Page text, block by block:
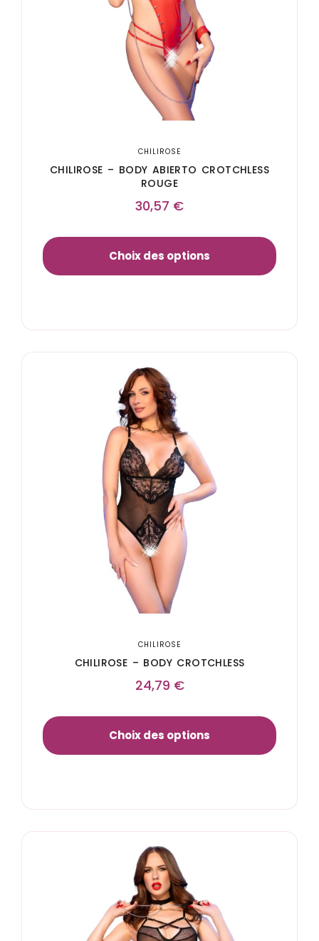
CHILIROSE
CHILIROSE – BODY ABIERTO CROTCHLESS
ROUGE
30,57 €
Choix des options
CHILIROSE
CHILIROSE – BODY CROTCHLESS
24,79 €
Choix des options